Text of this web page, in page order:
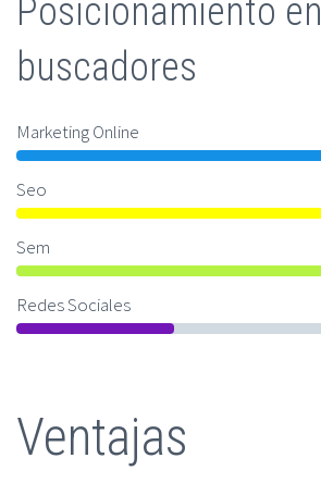
Posicionamiento en
buscadores
Marketing Online
Seo
Sem
Redes Sociales
Ventajas